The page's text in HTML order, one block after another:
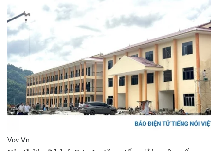
Thể thao
Bóng đá
Ô tô - Xe máy
Ô tô
Xe máy